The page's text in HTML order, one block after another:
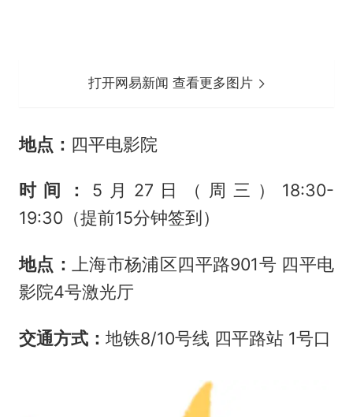
打开网易新闻 查看更多图片
地点： 四平电影院
时间： 5月27日（周三）18:30-
19:30（提前15分钟签到）
地点： 上海市杨浦区四平路901号 四平电
影院4号激光厅
交通方式： 地铁8/10号线 四平路站 1号口